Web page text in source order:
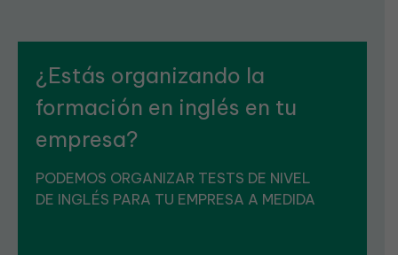
¿Estás organizando la
formación en inglés en tu
empresa?
PODEMOS ORGANIZAR TESTS DE NIVEL
DE INGLÉS PARA TU EMPRESA A MEDIDA